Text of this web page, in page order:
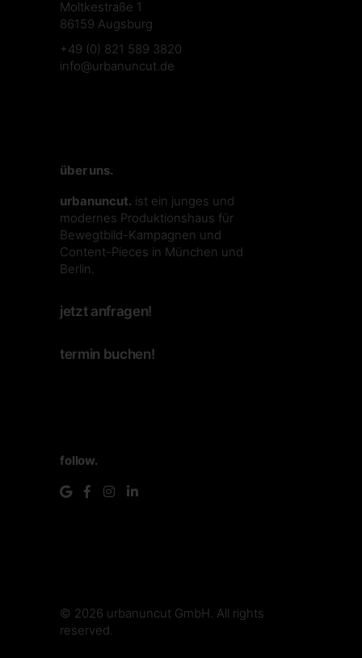
Moltkestraße 1
86159 Augsburg
+49 (0) 821 589 3820
info@urbanuncut.de
über uns.
urbanuncut. ist ein junges und
modernes Produktionshaus für
Bewegtbild-Kampagnen und
Content-Pieces in München und
Berlin.
jetzt anfragen!
termin buchen!
follow.
© 2026 urbanuncut GmbH. All rights
reserved.